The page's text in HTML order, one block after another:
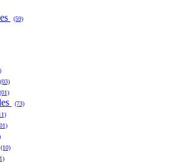
(59)
(03)
(01)
(73)
(10)